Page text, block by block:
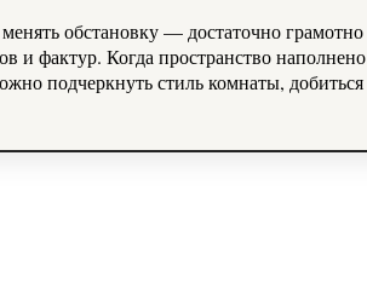
обстановку — достаточно
и фактур. Когда пространство
подчеркнуть стиль комнаты, добиться